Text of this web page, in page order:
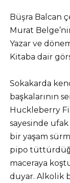
Büşra Balcan
Murat
Yazar ve
Kitaba dair
Sokakarda
başkalarının
Huckleberry
sayesinde
bir yaşam
pipo
maceraya
duyar. Alkolik